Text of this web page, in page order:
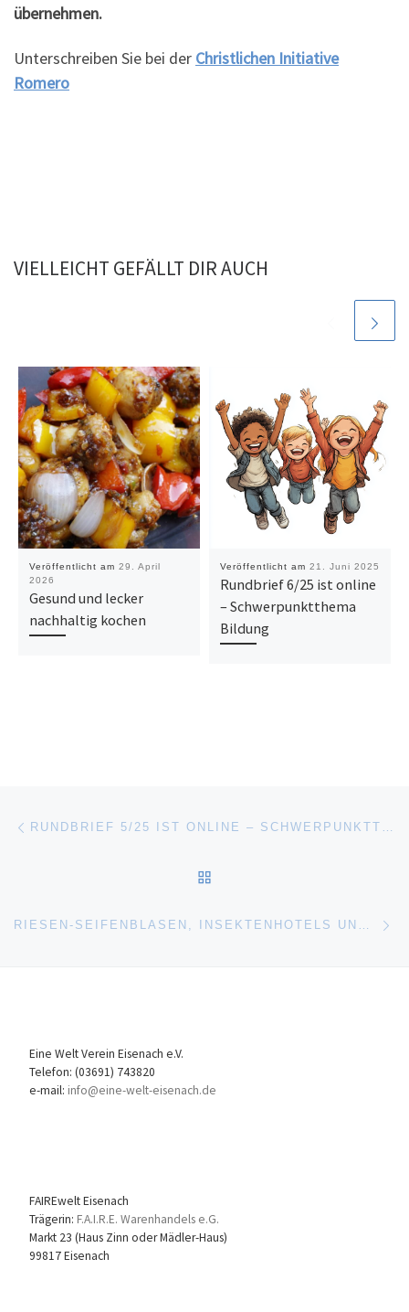
übernehmen.
Unterschreiben Sie bei der Christlichen Initiative
Romero
VIELLEICHT GEFÄLLT DIR AUCH
Veröffentlicht am 29. April
2026
Gesund und lecker
nachhaltig kochen
Veröffentlicht am 21. Juni 2025
Rundbrief 6/25 ist online
– Schwerpunktthema
Bildung
Beitragsnavigation RUNDBRIEF 5/25 IST ONLINE – SCHWERPUNKTTHEMA: GUTES LEBEN FÜR ALLE!
RIESEN-SEIFENBLASEN, INSEKTENHOTELS UND SCHOKOCREME ZUR KINDERKULTURNACHT
Eine Welt Verein Eisenach e.V.
Telefon: (03691) 743820
e-mail: info@eine-welt-eisenach.de
FAIREwelt Eisenach
Trägerin: F.A.I.R.E. Warenhandels e.G.
Markt 23 (Haus Zinn oder Mädler-Haus)
99817 Eisenach